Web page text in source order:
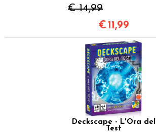
€ 14,99
€ 11,99
Deckscape - L'Ora del
Test